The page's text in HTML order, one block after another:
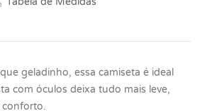
geladinho, essa camiseta é ideal
com óculos deixa tudo mais leve,
conforto.